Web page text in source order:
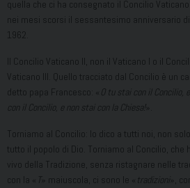
quella che ci ha consegnato il Concilio
nei mesi scorsi il sessantesimo anniversario
1962.
Il Concilio Vaticano II, non il Vaticano I o il
Vaticano III. Quello tracciato dal Concilio è un
detto papa Francesco: «
O tu stai con il Concilio,
con il Concilio, e non stai con la Chiesa!».
Torniamo al Concilio: lo dico a tutti noi, non
tutto il popolo di Dio. Torniamo al Concilio, che
vivo della Tradizione, senza ristagnare nelle
con la «
T » maiuscola, ci sono le « tradizioni »,